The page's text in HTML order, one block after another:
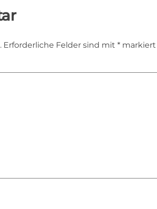
Erforderliche Felder sind mit *markiert